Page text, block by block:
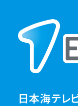
日本海テレ